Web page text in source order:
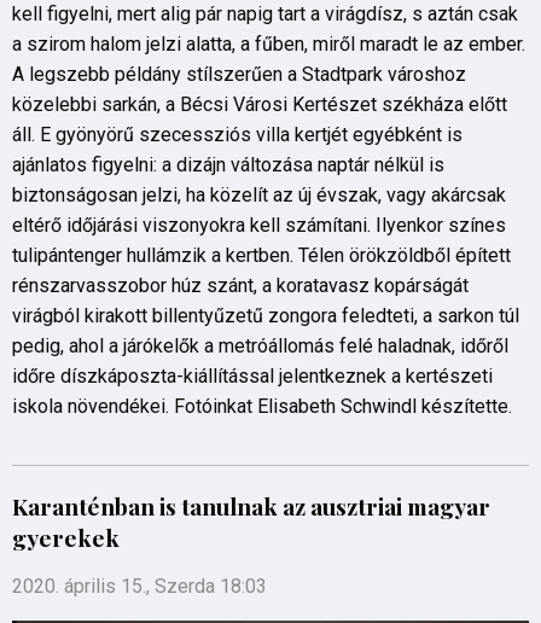
kell figyelni, mert alig pár napig tart a virágdísz, s aztán csak
a szirom halom jelzi alatta, a fűben, miről maradt le az ember.
A legszebb példány stílszerűen a Stadtpark városhoz
közelebbi sarkán, a Bécsi Városi Kertészet székháza előtt
áll. E gyönyörű szecessziós villa kertjét egyébként is
ajánlatos figyelni: a dizájn változása naptár nélkül is
biztonságosan jelzi, ha közelít az új évszak, vagy akárcsak
eltérő időjárási viszonyokra kell számítani. Ilyenkor színes
tulipántenger hullámzik a kertben. Télen örökzöldből épített
rénszarvasszobor húz szánt, a koratavasz kopárságát
virágból kirakott billentyűzetű zongora feledteti, a sarkon túl
pedig, ahol a járókelők a metróállomás felé haladnak, időről
időre díszkáposzta-kiállítással jelentkeznek a kertészeti
iskola növendékei. Fotóinkat Elisabeth Schwindl készítette.
Karanténban is tanulnak az ausztriai magyar
gyerekek
2020. április 15., Szerda 18:03